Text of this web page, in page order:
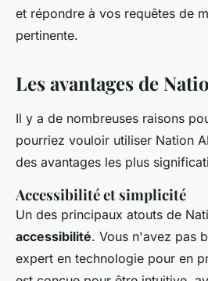
et répondre à vos requêtes de
pertinente.
Les avantages de
Il y a de nombreuses raisons
pourriez vouloir utiliser Nation
des avantages les plus
Accessibilité et simplicité
Un des principaux atouts de
accessibilité. Vous n'avez pas
expert en technologie pour en